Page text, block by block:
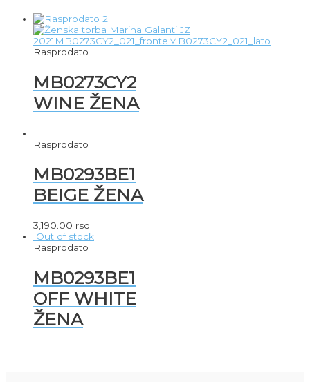
Rasprodato
MB0273CY2
WINE ŽENA
Rasprodato
MB0293BE1
BEIGE ŽENA
3,190.00 rsd
Out of stock
Rasprodato
MB0293BE1
OFF WHITE
ŽENA